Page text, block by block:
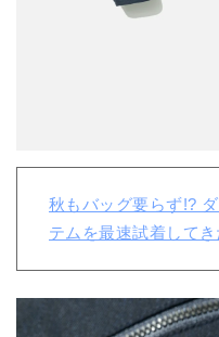
秋もバッグ要らず!?
テムを最速試着してき